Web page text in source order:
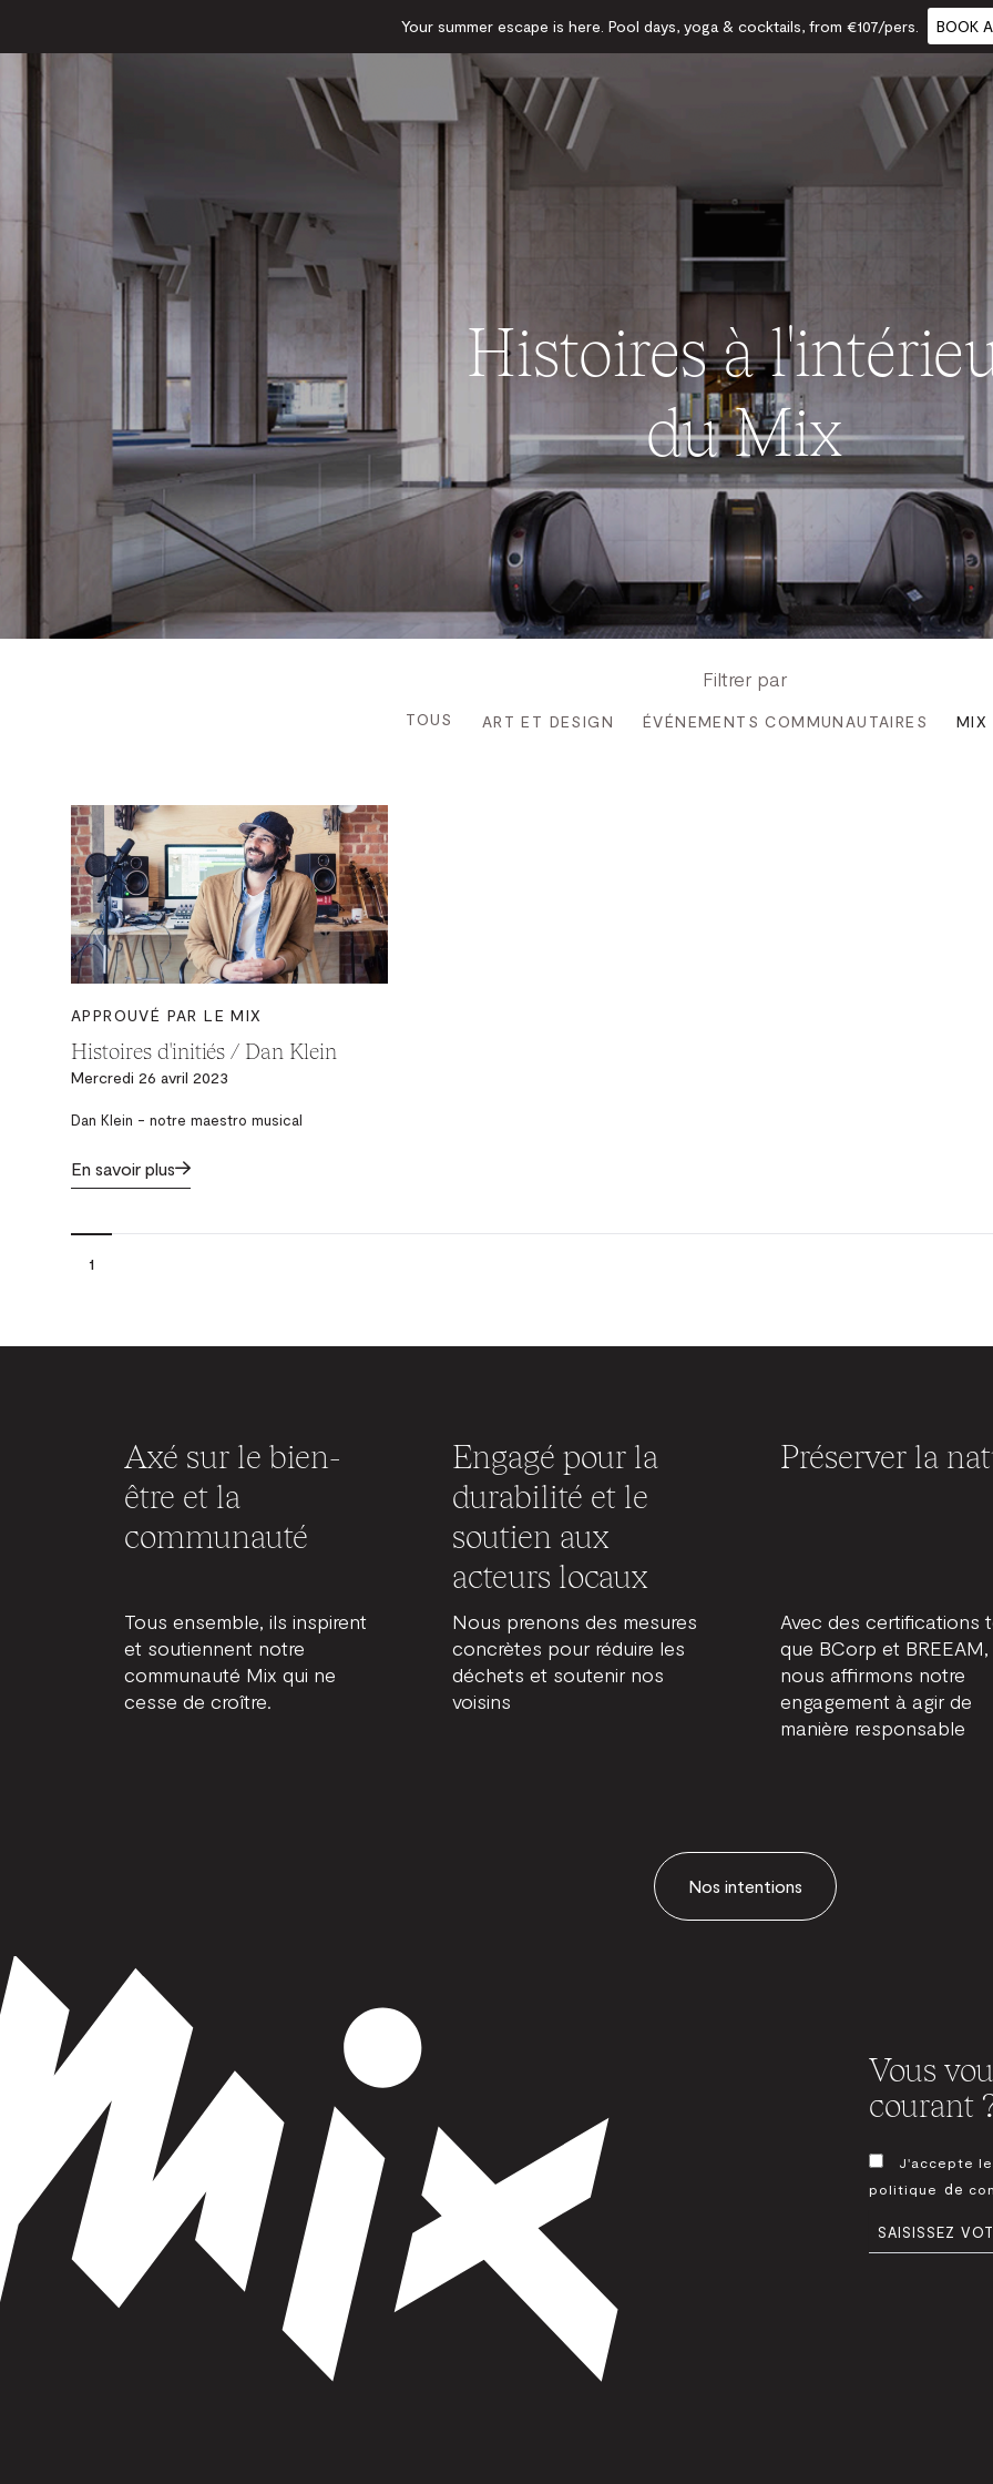
Histoires à
du Mix
Filtrer par
TOUS ART ET DESIGN ÉVÉNEMENTS COMMUNAUTAIRES MIX
APPROUVÉ PAR LE MIX
Histoires d'initiés / Dan Klein
Mercredi 26 avril 2023
Dan Klein - notre maestro musical
En savoir plus
1
Axé sur le bien-
être et la
communauté
Tous ensemble, ils inspirent
et soutiennent notre
communauté Mix qui ne
cesse de croître.
Engagé pour la
durabilité et le
soutien aux
acteurs locaux
Nous prenons des mesures
concrètes pour réduire les
déchets et soutenir nos
voisins
Préserver la
Avec des certifications
que BCorp et BREEAM,
nous affirmons notre
engagement à agir de
manière responsable
Nos intentions
Vous
courant
J'accepte
politique de
E-
Your summer escape is here. Pool days, yoga & cocktails, from €107/pers. BOOK